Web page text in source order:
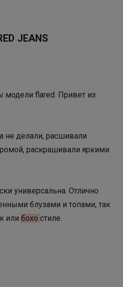
JEANS
flared. Привет из
не делали, расшивали
раскрашивали яркими
универсальна. Отлично
блузами и топами, так
или бохо стиле.